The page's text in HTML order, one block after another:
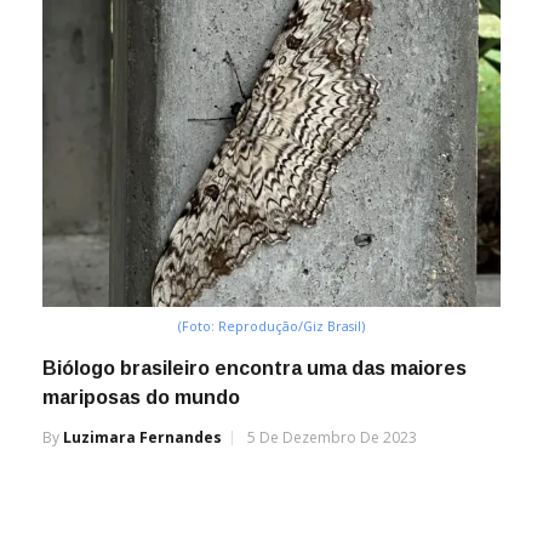
(Foto: Reprodução/Giz Brasil)
Biólogo brasileiro encontra uma das maiores
mariposas do mundo
By Luzimara Fernandes 5 De Dezembro De 2023